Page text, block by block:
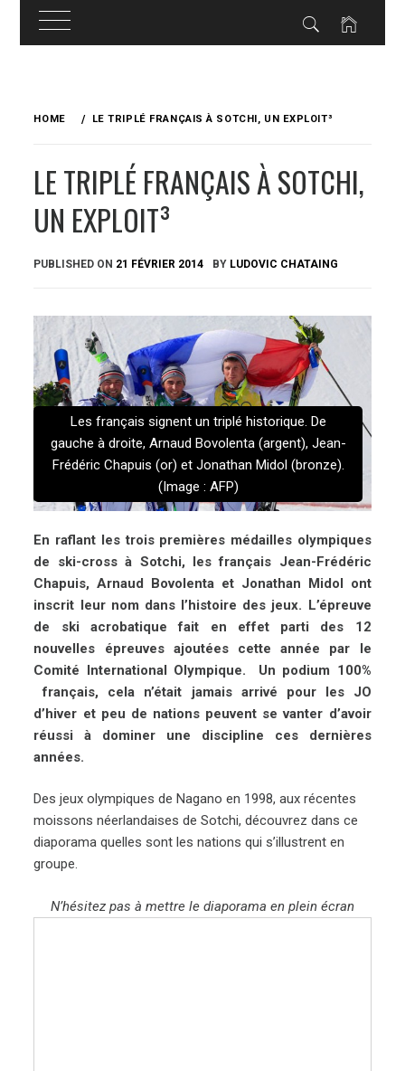
HOME LE TRIPLÉ FRANÇAIS À SOTCHI, UN EXPLOIT³
LE TRIPLÉ FRANÇAIS À SOTCHI,
UN EXPLOIT³
PUBLISHED ON 21 FÉVRIER 2014 BY LUDOVIC CHATAING
Les français signent un triplé historique. De
gauche à droite, Arnaud Bovolenta (argent), Jean-
Frédéric Chapuis (or) et Jonathan Midol (bronze).
(Image : AFP)
En raflant les trois premières médailles olympiques
de ski-cross à Sotchi, les français Jean-Frédéric
Chapuis, Arnaud Bovolenta et Jonathan Midol ont
inscrit leur nom dans l’histoire des jeux. L’épreuve
de ski acrobatique fait en effet parti des 12
nouvelles épreuves ajoutées cette année par le
Comité International Olympique. Un podium 100%
français, cela n’était jamais arrivé pour les JO
d’hiver et peu de nations peuvent se vanter d’avoir
réussi à dominer une discipline ces dernières
années.
Des jeux olympiques de Nagano en 1998, aux récentes
moissons néerlandaises de Sotchi, découvrez dans ce
diaporama quelles sont les nations qui s’illustrent en
groupe.
N’hésitez pas à mettre le diaporama en plein écran